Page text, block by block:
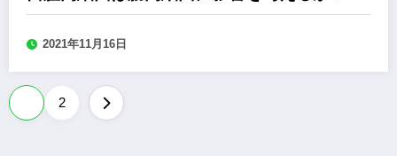
2021年11月16日
投
2